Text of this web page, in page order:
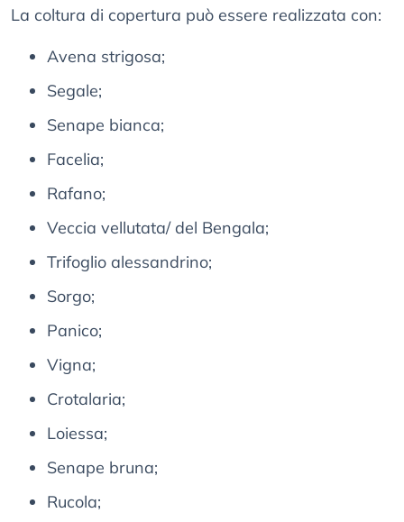
La coltura di copertura può essere realizzata con:
Avena strigosa;
Segale;
Senape bianca;
Facelia;
Rafano;
Veccia vellutata/ del Bengala;
Trifoglio alessandrino;
Sorgo;
Panico;
Vigna;
Crotalaria;
Loiessa;
Senape bruna;
Rucola;